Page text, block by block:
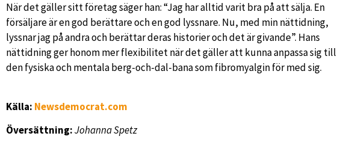
När det gäller sitt företag säger han: “Jag har alltid varit bra på att sälja. En
försäljare är en god berättare och en god lyssnare. Nu, med min nättidning,
lyssnar jag på andra och berättar deras historier och det är givande”. Hans
nättidning ger honom mer flexibilitet när det gäller att kunna anpassa sig till
den fysiska och mentala berg-och-dal-bana som fibromyalgin för med sig.
Källa: Newsdemocrat.com
Översättning:Johanna Spetz